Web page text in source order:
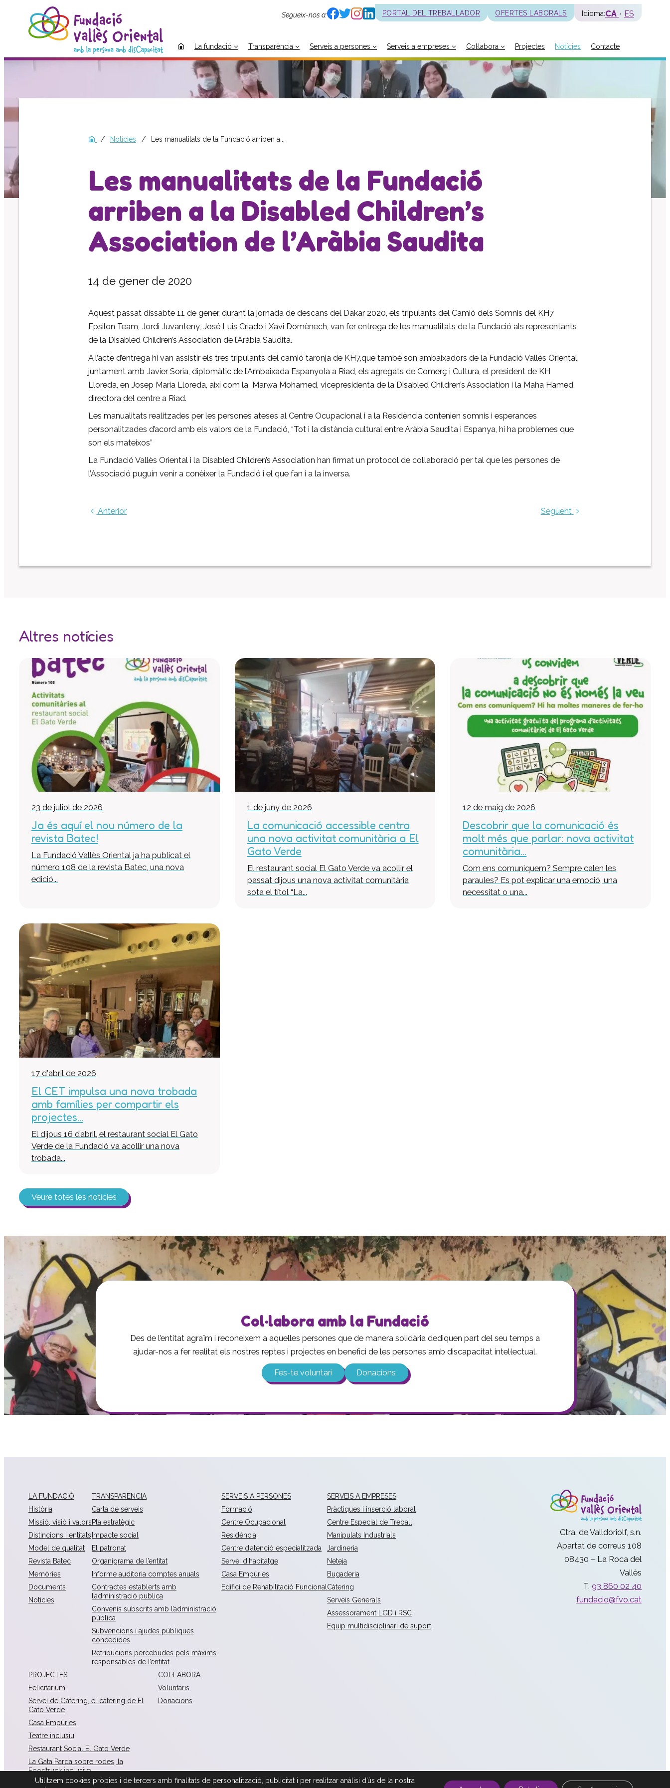
Segueix-nos a: PORTAL DEL TREBALLADOR OFERTES LABORALS Idioma:CA ES
La fundació Transparència Serveis a persones Serveis a empreses Col·labora Projectes Notícies Contacte
La fundació
Història
Missió, visió i valors
l’administració publica
Convenis subscrits amb
concedides
Associació de Famílies
Serveis a persones
Formació
Casa Empúries
Centre Especial de Treball
Serveis Generals
Pràctiques i inserció laboral
Assessorament LGD i RSC
Equip multidisciplinari de suport
Col·labora
Voluntaris
Donacions
Projectes
Notícies
Contacte
Notícies Les manualitats de la Fundació arriben a...
Les manualitats de la Fundació
arriben a la Disabled Children’s
Association de l’Aràbia Saudita
14 de gener de 2020
Aquest passat dissabte 11 de gener, durant la jornada de descans del Dakar 2020, els tripulants del Camió dels Somnis del KH7
Epsilon Team, Jordi Juvanteny, José Luis Criado i Xavi Domènech, van fer entrega de les manualitats de la Fundació als representants
de la Disabled Children’s Association de l’Aràbia Saudita.
A l’acte d’entrega hi van assistir els tres tripulants del camió taronja de KH7,que també son ambaixadors de la Fundació Vallès Oriental,
juntament amb Javier Soria, diplomàtic de l’Ambaixada Espanyola a Riad, els agregats de Comerç i Cultura, el president de KH
Lloreda, en Josep Maria Lloreda, així com la Marwa Mohamed, vicepresidenta de la Disabled Children’s Association i la Maha Hamed,
directora del centre a Riad.
Les manualitats realitzades per les persones ateses al Centre Ocupacional i a la Residència contenien somnis i esperances
personalitzades d’acord amb els valors de la Fundació, “Tot i la distància cultural entre Aràbia Saudita i Espanya, hi ha problemes que
son els mateixos”
La Fundació Vallès Oriental i la Disabled Children’s Association han firmat un protocol de col·laboració per tal que les persones de
l’Associació puguin venir a conèixer la Fundació i el que fan i a la inversa.
Anterior Següent
Altres notícies
23 de juliol de 2026
Ja és aquí el nou número de la
revista Batec!
La Fundació Vallès Oriental ja ha publicat el
número 108 de la revista Batec, una nova
edició...
1 de juny de 2026
La comunicació accessible centra
una nova activitat comunitària a El
Gato Verde
El restaurant social El Gato Verde va acollir el
passat dijous una nova activitat comunitària
sota el títol “La...
12 de maig de 2026
Descobrir que la comunicació és
molt més que parlar: nova activitat
comunitària...
Com ens comuniquem? Sempre calen les
paraules? Es pot explicar una emoció, una
necessitat o una...
17 d'abril de 2026
El CET impulsa una nova trobada
amb famílies per compartir els
projectes...
El dijous 16 d’abril, el restaurant social El Gato
Verde de la Fundació va acollir una nova
trobada...
Veure totes les notícies
Col·labora amb la Fundació
Des de l’entitat agraïm i reconeixem a aquelles persones que de manera solidària dediquen part del seu temps a
ajudar-nos a fer realitat els nostres reptes i projectes en benefici de les persones amb discapacitat intel·lectual.
Fes-te voluntari Donacions
LA FUNDACIÓ
Història
Missió, visió i valors
Distincions i entitats
Model de qualitat
Revista Batec
Memòries
Documents
Notícies
TRANSPARÈNCIA
Carta de serveis
Pla estratègic
Impacte social
El patronat
Organigrama de l’entitat
Informe auditoria comptes anuals
Contractes establerts amb
l’administració publica
Convenis subscrits amb l’administració
pública
Subvencions i ajudes públiques
concedides
Retribucions percebudes pels màxims
responsables de l’entitat
SERVEIS A PERSONES
Formació
Centre Ocupacional
Residència
Centre d’atenció especialitzada
Servei d’habitatge
Casa Empúries
Edifici de Rehabilitació Funcional
SERVEIS A EMPRESES
Pràctiques i inserció laboral
Centre Especial de Treball
Manipulats Industrials
Jardineria
Neteja
Bugaderia
Càtering
Serveis Generals
Assessorament LGD i RSC
Equip multidisciplinari de suport
PROJECTES
Felicitarium
Servei de Gàtering, el càtering de El
Gato Verde
Casa Empúries
Teatre inclusiu
Restaurant Social El Gato Verde
La Gata Parda sobre rodes, la
Foodtruck inclusiva
La Mona Lisa
COL·LABORA
Voluntaris
Donacions
Ctra. de Valldoriolf, s.n.
Apartat de correus 108
08430 – La Roca del
Vallès
T. 93 860 02 40
fundacio@fvo.cat
Utilitzem cookies pròpies i de tercers amb finalitats de personalització, publicitat i per realitzar anàlisi d’ús de la nostra